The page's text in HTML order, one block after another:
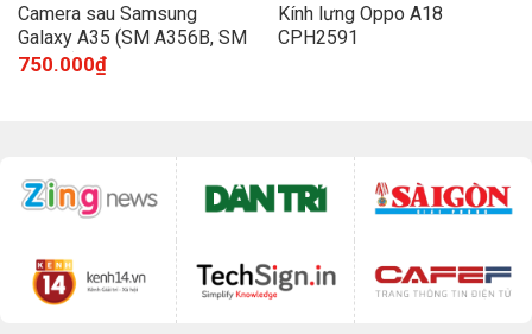
Camera sau Samsung
Galaxy A35 (SM A356B, SM
A356E)
750.000₫
Kính lưng Oppo A18
CPH2591